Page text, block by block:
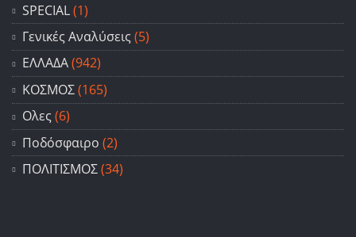
SPECIAL(1)
Γενικές Αναλύσεις (5)
ΕΛΛΑΔΑ(942)
ΚΟΣΜΟΣ(165)
Ολες (6)
Ποδόσφαιρο (2)
ΠΟΛΙΤΙΣΜΟΣ(34)